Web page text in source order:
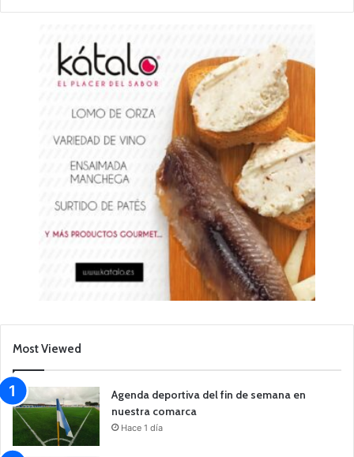
Most Viewed
Agenda deportiva del fin de semana en
nuestra comarca
Hace 1 día